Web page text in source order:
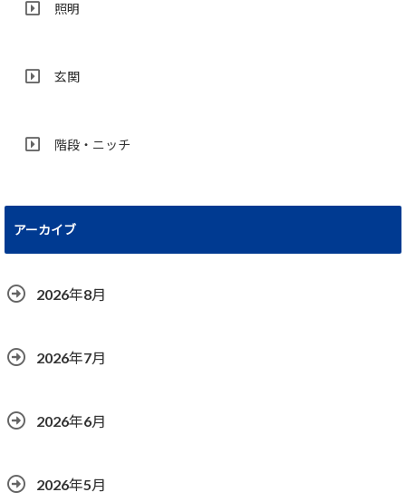
照明
玄関
階段・ニッチ
アーカイブ
2026年8月
2026年7月
2026年6月
2026年5月